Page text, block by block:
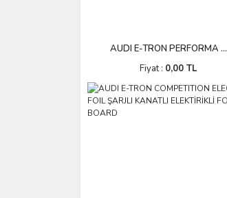
AUDI E-TRON PERFORMA ...
Fiyat : 0,00 TL